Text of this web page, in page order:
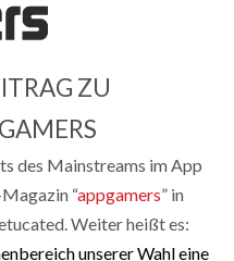
ZU
des Mainstreams im App
“appgamers” in
Weiter heißt es:
unserer Wahl eine